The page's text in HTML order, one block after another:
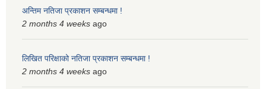
अन्तिम नतिजा प्रकाशन सम्बन्धमा !
2 months 4 weeks ago
लिखित परिक्षाको नतिजा प्रकाशन सम्बन्धमा !
2 months 4 weeks ago